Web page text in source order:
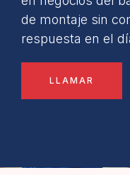
de montaje sin
respuesta en el
LLAMAR